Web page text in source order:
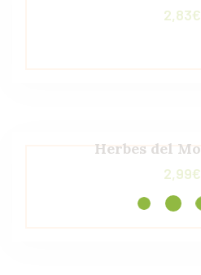
2,83€
Herbes del
2,99€